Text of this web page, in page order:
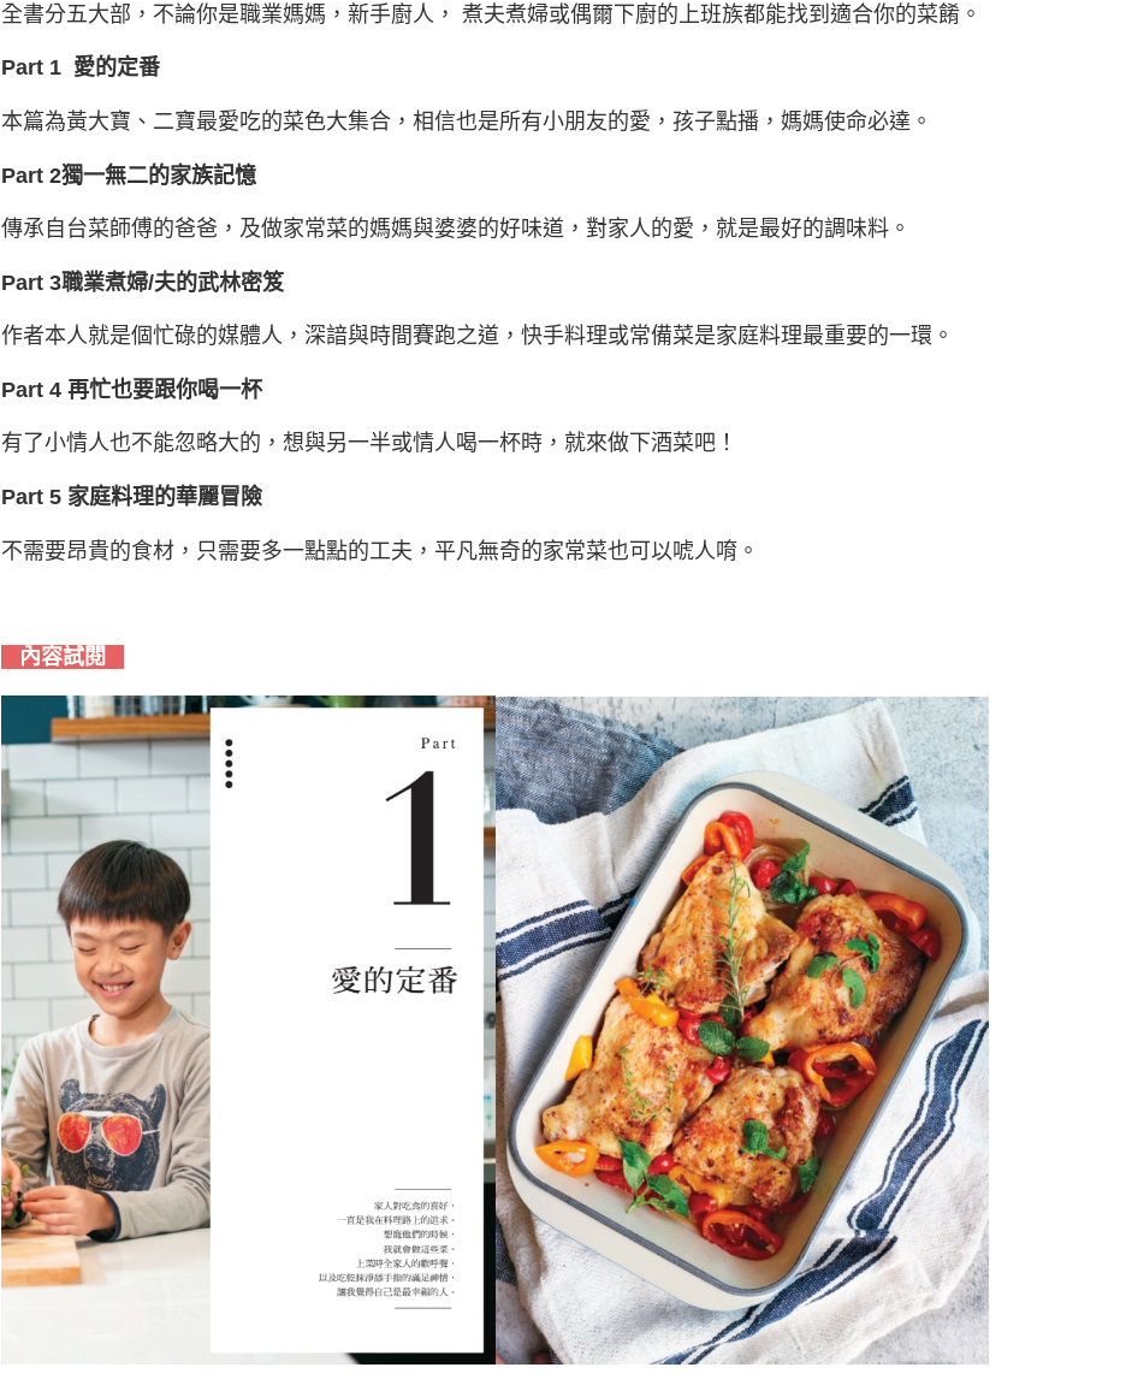
全書分五大部，不論你是職業媽媽，新手廚人， 煮夫煮婦或偶爾下廚的上班族都能找到適合你的菜餚。
Part 1 愛的定番
本篇為黃大寶、二寶最愛吃的菜色大集合，相信也是所有小朋友的愛，孩子點播，媽媽使命必達。
Part 2獨一無二的家族記憶
傳承自台菜師傅的爸爸，及做家常菜的媽媽與婆婆的好味道，對家人的愛，就是最好的調味料。
Part 3職業煮婦/夫的武林密笈
作者本人就是個忙碌的媒體人，深諳與時間賽跑之道，快手料理或常備菜是家庭料理最重要的一環。
Part 4 再忙也要跟你喝一杯
有了小情人也不能忽略大的，想與另一半或情人喝一杯時，就來做下酒菜吧！
Part 5 家庭料理的華麗冒險
不需要昂貴的食材，只需要多一點點的工夫，平凡無奇的家常菜也可以唬人唷。
內容試閱